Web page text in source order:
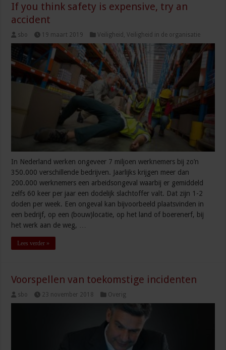
If you think safety is expensive, try an
accident
sbo 19 maart 2019 Veiligheid ,Veiligheid in de organisatie
In Nederland werken ongeveer 7 miljoen werknemers bij zo’n
350.000 verschillende bedrijven. Jaarlijks krijgen meer dan
200.000 werknemers een arbeidsongeval waarbij er gemiddeld
zelfs 60 keer per jaar een dodelijk slachtoffer valt. Dat zijn 1-2
doden per week. Een ongeval kan bijvoorbeeld plaatsvinden in
een bedrijf, op een (bouw)locatie, op het land of boerenerf, bij
het werk aan de weg, …
Lees verder »
Voorspellen van toekomstige incidenten
sbo 23 november 2018 Overig